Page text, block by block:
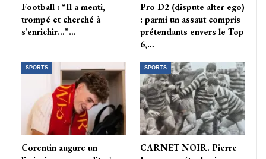
Football : “Il a menti,
trompé et cherché à
s’enrichir…”…
Pro D2 (dispute alter ego)
: parmi un assaut compris
prétendants envers le Top
6,…
SPORTS
Corentin augure un
SPORTS
CARNET NOIR. Pierre